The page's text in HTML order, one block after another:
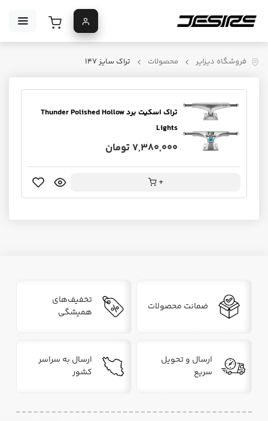
فروشگاه دیزایر محصولات تراک سایز ۱۴۷
تراک اسکیت برد Thunder Polished Hollow
Lights
7,380,000 تومان
+
ضمانت محصولات
تخفیف‌های
همیشگی
ارسال و تحویل
سریع
ارسال به سراسر
کشور